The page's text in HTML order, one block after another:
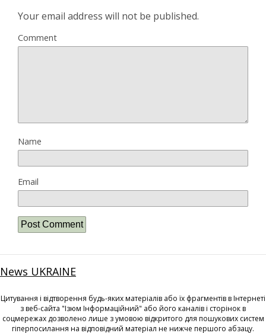
Your email address will not be published.
Comment
Name
Email
News UKRAINE
Цитування і відтворення будь-яких матеріалів або їх фрагментів в Інтернеті
з веб-сайта "Ізюм Інформаційний" або його каналів і сторінок в
соцмережах дозволено лише з умовою відкритого для пошукових систем
гіперпосилання на відповідний матеріал не нижче першого абзацу.